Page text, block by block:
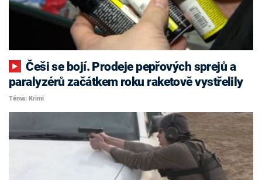
Češi se bojí. Prodeje pepřových sprejů a
paralyzérů začátkem roku raketově vystřelily
Téma: Krimi